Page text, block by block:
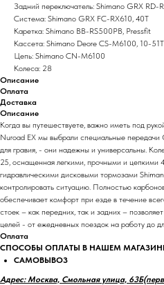
Задний переключатель: Shimano GRX RD-
Система: Shimano GRX FC-RX610, 40T
Каретка: Shimano BB-RS500PB, Pressfit
Кассета: Shimano Deore CS-M6100, 10-51T
Цепь: Shimano CN-M6100
Колеса: 28
Описание
Оплата
Доставка
Описание
Когда вы путешествуете, важно иметь под
Nuroad EX мы выбрали специальные передачи
для гравия, - они надежны и универсальны.
25, оснащенная легкими, прочными и
гидравлическими дисковыми тормозами
контролировать ситуацию. Полностью
обеспечивает комфорт при езде в течение
стоек – как передних, так и задних –
целей - от ежедневных поездок на работу до
Оплата
СПОСОБЫ ОПЛАТЫ В НАШЕМ
САМОВЫВОЗ
Адрес: Москва, Смольная улица,